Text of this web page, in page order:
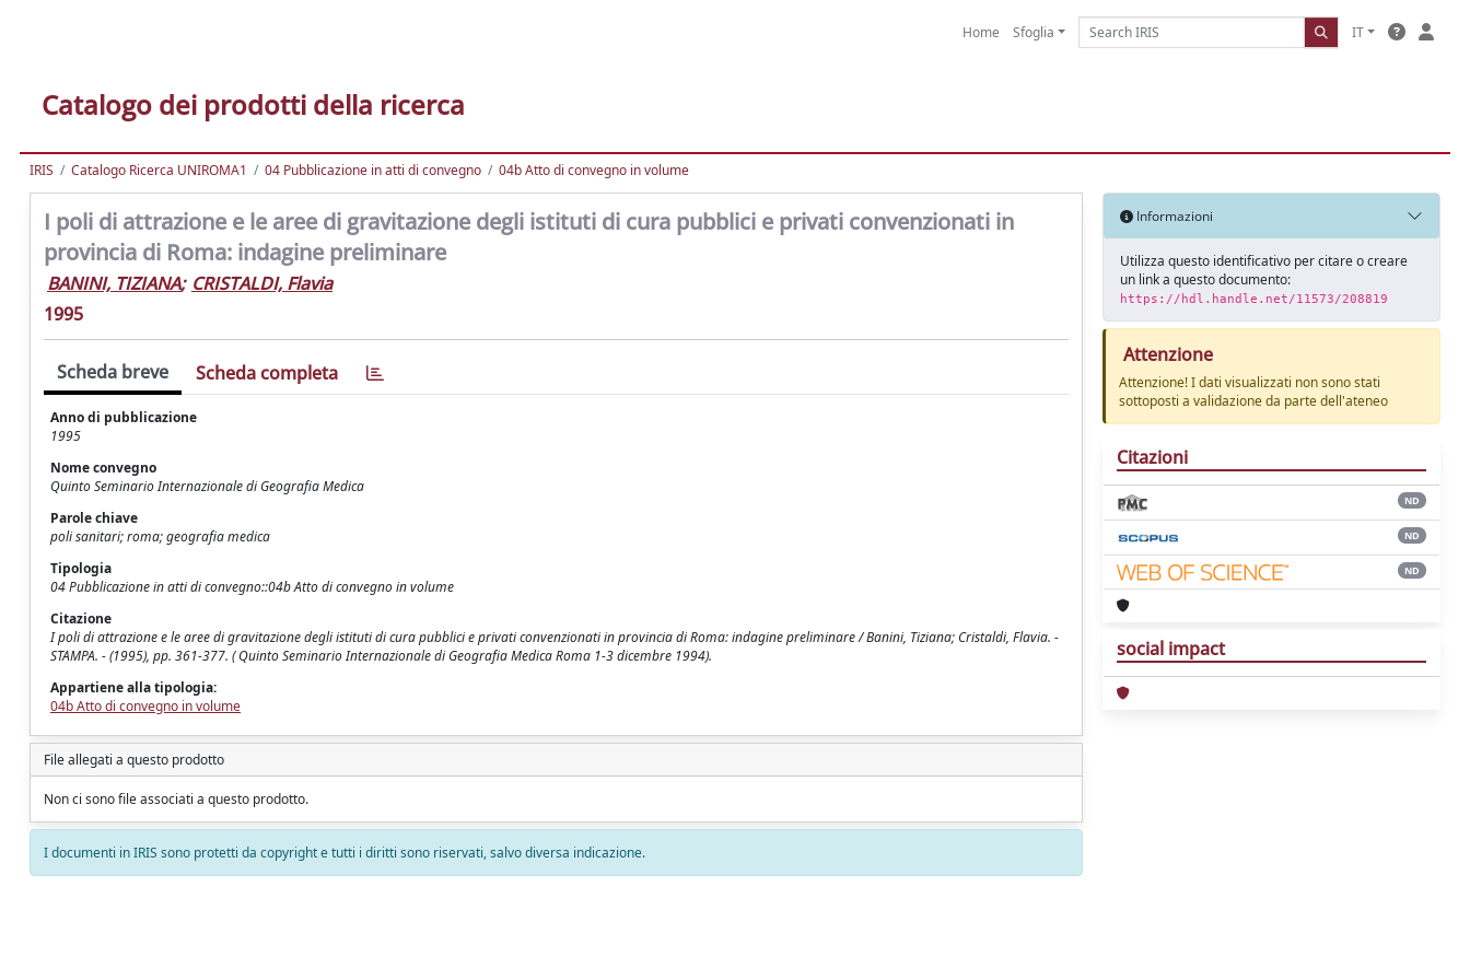
Home Sfoglia IT
Catalogo dei prodotti della ricerca
IRIS Catalogo Ricerca UNIROMA1 04 Pubblicazione in atti di convegno 04b Atto di convegno in volume
I poli di attrazione e le aree di gravitazione degli istituti di cura pubblici e privati convenzionati in
provincia di Roma: indagine preliminare
BANINI, TIZIANA; CRISTALDI, Flavia
1995
Scheda breve Scheda completa
Anno di pubblicazione
1995
Nome convegno
Quinto Seminario Internazionale di Geografia Medica
Parole chiave
poli sanitari; roma; geografia medica
Tipologia
04 Pubblicazione in atti di convegno::04b Atto di convegno in volume
Citazione
I poli di attrazione e le aree di gravitazione degli istituti di cura pubblici e privati convenzionati in provincia di Roma: indagine preliminare / Banini, Tiziana; Cristaldi, Flavia. -
STAMPA. - (1995), pp. 361-377. ( Quinto Seminario Internazionale di Geografia Medica Roma 1-3 dicembre 1994).
Appartiene alla tipologia:
04b Atto di convegno in volume
File allegati a questo prodotto
Non ci sono file associati a questo prodotto.
I documenti in IRIS sono protetti da copyright e tutti i diritti sono riservati, salvo diversa indicazione.
Informazioni
Utilizza questo identificativo per citare o creare
un link a questo documento:
https://hdl.handle.net/11573/208819
Attenzione
Attenzione! I dati visualizzati non sono stati
sottoposti a validazione da parte dell'ateneo
Citazioni
ND
ND
ND
social impact